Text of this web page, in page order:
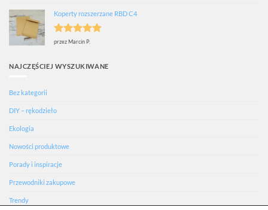
Koperty rozszerzane RBD C4
Oceniono
przez Marcin P.
NAJCZĘŚCIEJ WYSZUKIWANE
Bez kategorii
DIY – rękodzieło
Ekologia
Nowości produktowe
Porady i inspiracje
Przewodniki zakupowe
Trendy